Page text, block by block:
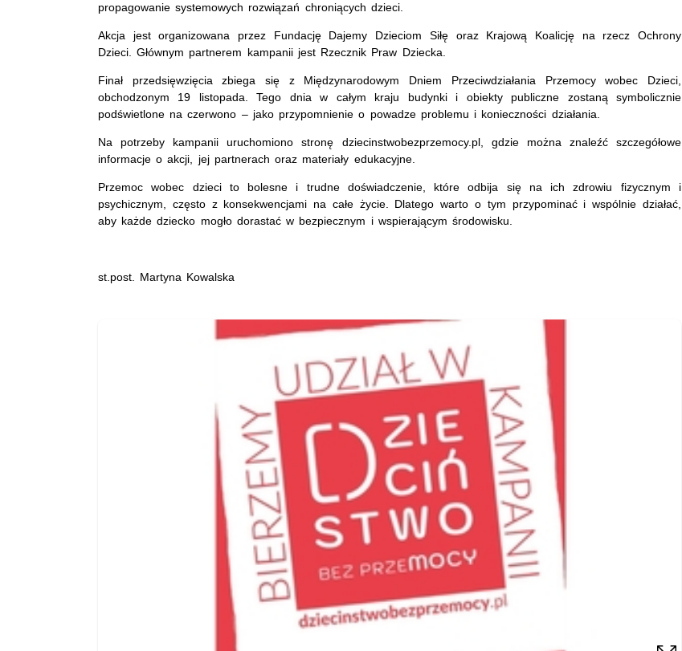
propagowanie systemowych rozwiązań chroniących dzieci.
Akcja jest organizowana przez Fundację Dajemy Dzieciom Siłę oraz Krajową Koalicję na rzecz Ochrony
Dzieci. Głównym partnerem kampanii jest Rzecznik Praw Dziecka.
Finał przedsięwzięcia zbiega się z Międzynarodowym Dniem Przeciwdziałania Przemocy wobec Dzieci,
obchodzonym 19 listopada. Tego dnia w całym kraju budynki i obiekty publiczne zostaną symbolicznie
podświetlone na czerwono – jako przypomnienie o powadze problemu i konieczności działania.
Na potrzeby kampanii uruchomiono stronę dziecinstwobezprzemocy.pl, gdzie można znaleźć szczegółowe
informacje o akcji, jej partnerach oraz materiały edukacyjne.
Przemoc wobec dzieci to bolesne i trudne doświadczenie, które odbija się na ich zdrowiu fizycznym i
psychicznym, często z konsekwencjami na całe życie. Dlatego warto o tym przypominać i wspólnie działać,
aby każde dziecko mogło dorastać w bezpiecznym i wspierającym środowisku.
st.post. Martyna Kowalska